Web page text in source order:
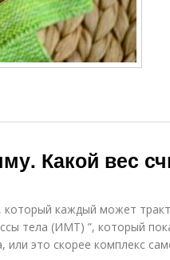
Какой вес
каждый может
тела (ИМТ) ”, который
это скорее комплекс